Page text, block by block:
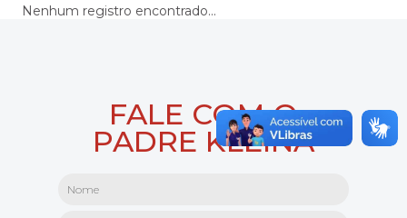
Nenhum registro encontrado...
FALE COM O
PADRE KLEINA